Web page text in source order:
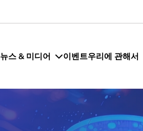
뉴스 & 미디어 이벤트우리에 관해서